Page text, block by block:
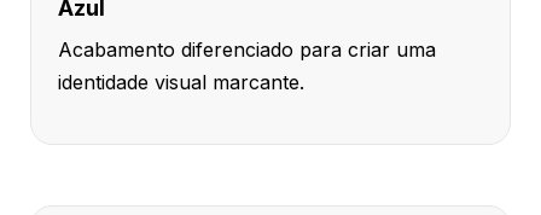
Azul
Acabamento diferenciado para criar uma
identidade visual marcante.